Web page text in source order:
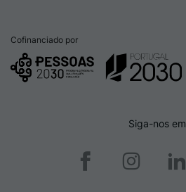
Cofinanciado por
Siga-nos em